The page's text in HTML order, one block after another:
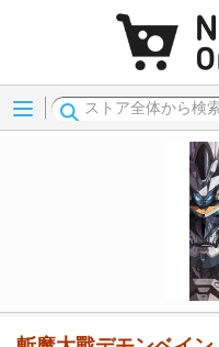
Menu